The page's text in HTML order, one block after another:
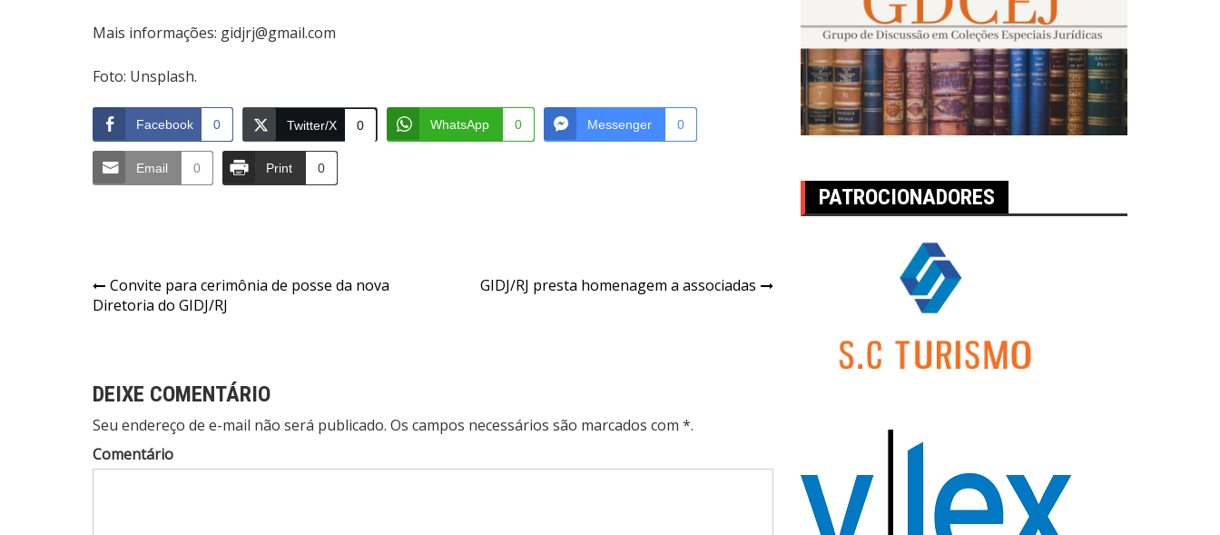
Mais informações: gidjrj@gmail.com
Foto: Unsplash.
Facebook 0 Twitter/X 0 WhatsApp 0 Messenger 0
Email 0 Print 0
Navegação
de
Convite para cerimônia de posse da nova
Diretoria do GIDJ/RJ
GIDJ/RJ presta homenagem a associadas
DEIXE COMENTÁRIO
Seu endereço de e-mail não será publicado. Os campos necessários são marcados com *.
Comentário
PATROCIONADORES